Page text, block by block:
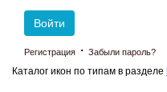
Войти
Регистрация · Забыли пароль?
Каталог икон по типам в разделе